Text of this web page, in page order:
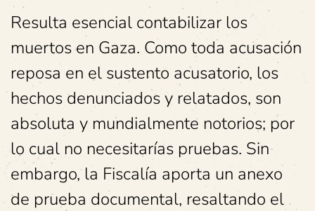
Resulta esencial contabilizar los
muertos en Gaza. Como toda acusación
reposa en el sustento acusatorio, los
hechos denunciados y relatados, son
absoluta y mundialmente notorios; por
lo cual no necesitarías pruebas. Sin
embargo, la Fiscalía aporta un anexo
de prueba documental, resaltando el